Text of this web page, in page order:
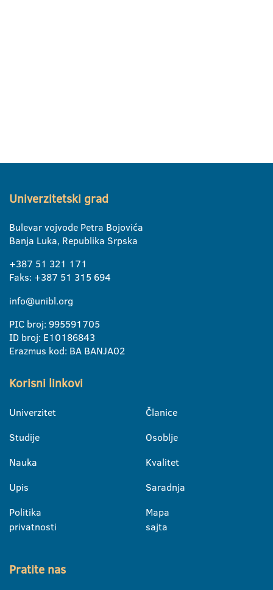
Univerzitetski grad
Bulevar vojvode Petra Bojovića
Banja Luka, Republika Srpska
+387 51 321 171
Faks: +387 51 315 694
info@unibl.org
PIC broj: 995591705
ID broj: E10186843
Erazmus kod: BA BANJA02
Korisni linkovi
Univerzitet
Studije
Nauka
Upis
Politika
privatnosti
Članice
Osoblje
Kvalitet
Saradnja
Mapa
sajta
Pratite nas